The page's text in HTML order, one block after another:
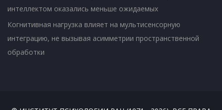
интеллектом оказались меньше ожидаемых
Когнитивная нагрузка влияет на мультисенсорную
интеграцию, не вызывая асимметрии пространственной
обработки